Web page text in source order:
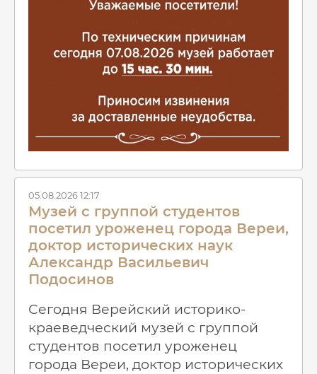
05.08.2026 12:17
Музей с группой студентов
посетил уроженец города Вереи,
доктор исторических наук
Александр Васильевич
Подосинов
Сегодня Верейский историко-
краеведческий музей с группой
студентов посетил уроженец
города Вереи, доктор исторических